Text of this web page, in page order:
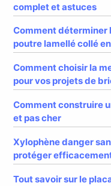
complet et astuces
Comment déterminer
poutre lamellé collé
Comment choisir la
pour vos projets de
Comment construire
et pas cher
Xylophène danger
protéger
Tout savoir sur le